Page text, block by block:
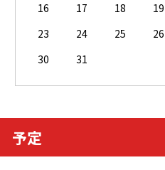
16
17 18 19
23
24 25 26
30
31
予定